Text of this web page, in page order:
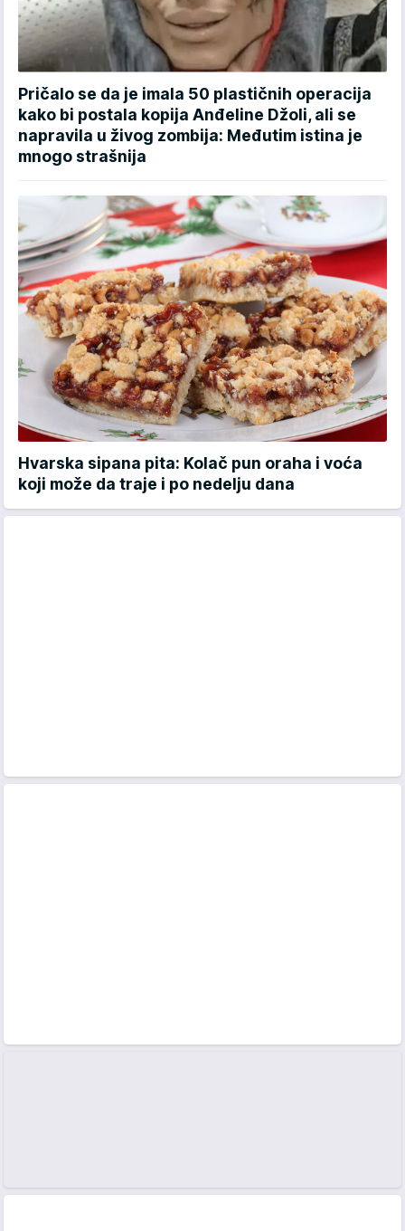
Pričalo se da je imala 50 plastičnih operacija
kako bi postala kopija Anđeline Džoli, ali se
napravila u živog zombija: Međutim istina je
mnogo strašnija
Hvarska sipana pita: Kolač pun oraha i voća
koji može da traje i po nedelju dana